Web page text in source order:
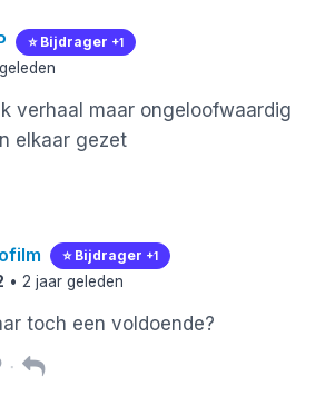
⭐️ Bijdrager +1
verhaal maar ongeloofwaardig
elkaar gezet
⭐️ Bijdrager +1
• 2 jaar geleden
toch een voldoende?